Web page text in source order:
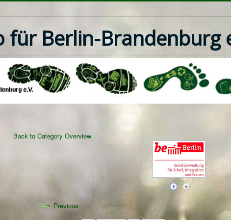
für Berlin-Brandenburg
Back to Category Overview
Previous